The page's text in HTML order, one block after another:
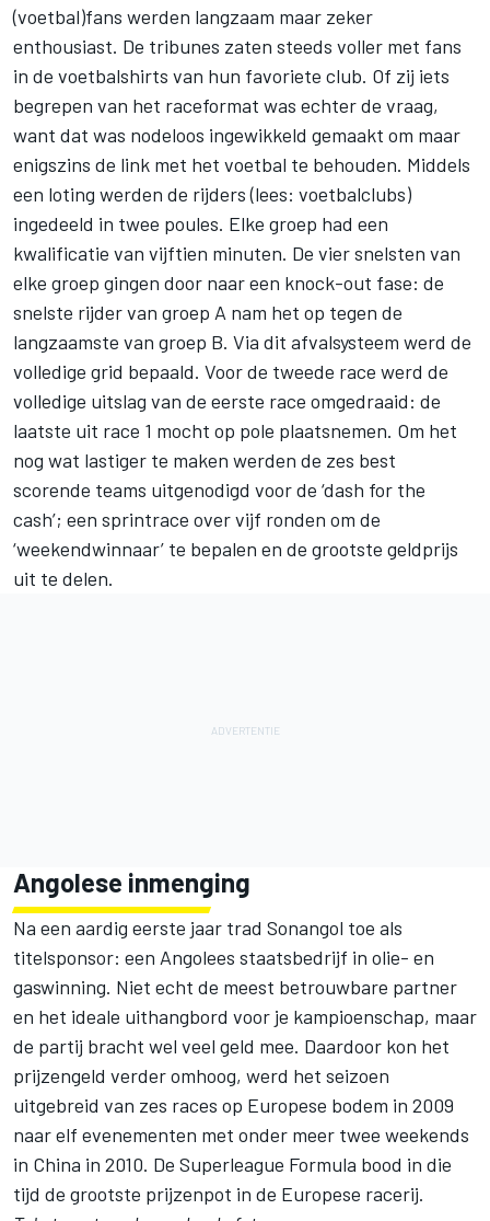
(voetbal)fans werden langzaam maar zeker
enthousiast. De tribunes zaten steeds voller met fans
in de voetbalshirts van hun favoriete club. Of zij iets
begrepen van het raceformat was echter de vraag,
want dat was nodeloos ingewikkeld gemaakt om maar
enigszins de link met het voetbal te behouden. Middels
een loting werden de rijders (lees: voetbalclubs)
ingedeeld in twee poules. Elke groep had een
kwalificatie van vijftien minuten. De vier snelsten van
elke groep gingen door naar een knock-out fase: de
snelste rijder van groep A nam het op tegen de
langzaamste van groep B. Via dit afvalsysteem werd de
volledige grid bepaald. Voor de tweede race werd de
volledige uitslag van de eerste race omgedraaid: de
laatste uit race 1 mocht op pole plaatsnemen. Om het
nog wat lastiger te maken werden de zes best
scorende teams uitgenodigd voor de ‘dash for the
cash’; een sprintrace over vijf ronden om de
‘weekendwinnaar’ te bepalen en de grootste geldprijs
uit te delen.
Angolese inmenging
Na een aardig eerste jaar trad Sonangol toe als
titelsponsor: een Angolees staatsbedrijf in olie- en
gaswinning. Niet echt de meest betrouwbare partner
en het ideale uithangbord voor je kampioenschap, maar
de partij bracht wel veel geld mee. Daardoor kon het
prijzengeld verder omhoog, werd het seizoen
uitgebreid van zes races op Europese bodem in 2009
naar elf evenementen met onder meer twee weekends
in China in 2010. De Superleague Formula bood in die
tijd de grootste prijzenpot in de Europese racerij.